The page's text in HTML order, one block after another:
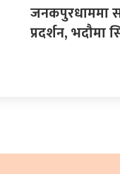
जनकपुरधाममा
प्रदर्शन, भदौमा